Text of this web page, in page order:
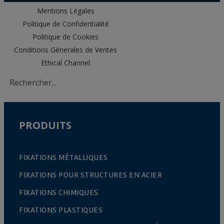
Mentions Légales
Politique de Confidentialité
Politique de Cookies
Conditions Génerales de Ventes
Ethical Channel
PRODUITS
FIXATIONS MÉTALLIQUES
FIXATIONS POUR STRUCTURES EN ACIER
FIXATIONS CHIMIQUES
FIXATIONS PLASTIQUES